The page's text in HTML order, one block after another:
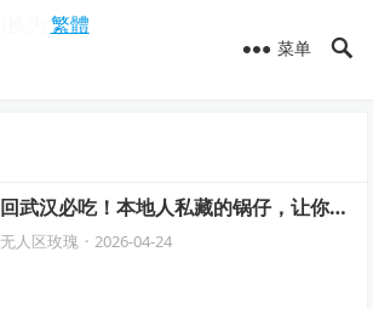
繁體
菜单
回武汉必吃！本地人私藏的锅仔，让你馋
到停不下来
无人区玫瑰 · 2026-04-24